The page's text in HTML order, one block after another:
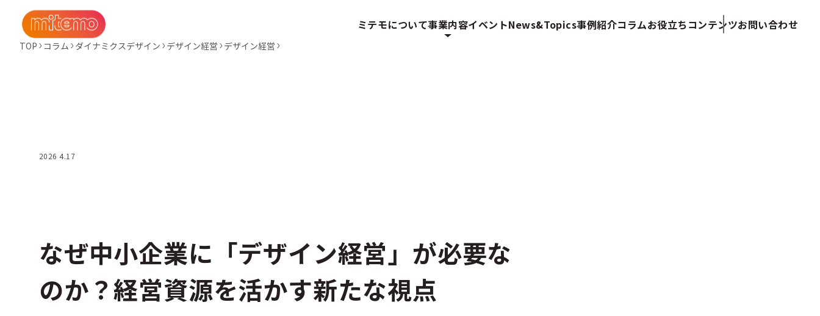
ミテモについて事業内容イベントNews&Topics事例紹介コラムお役立ちコンテンツお問い合わせ
TOP コラム ダイナミクスデザイン デザイン経営 デザイン経営
2026 4.17
なぜ中小企業に「デザイン経営」が必要な
のか？経営資源を活かす新たな視点